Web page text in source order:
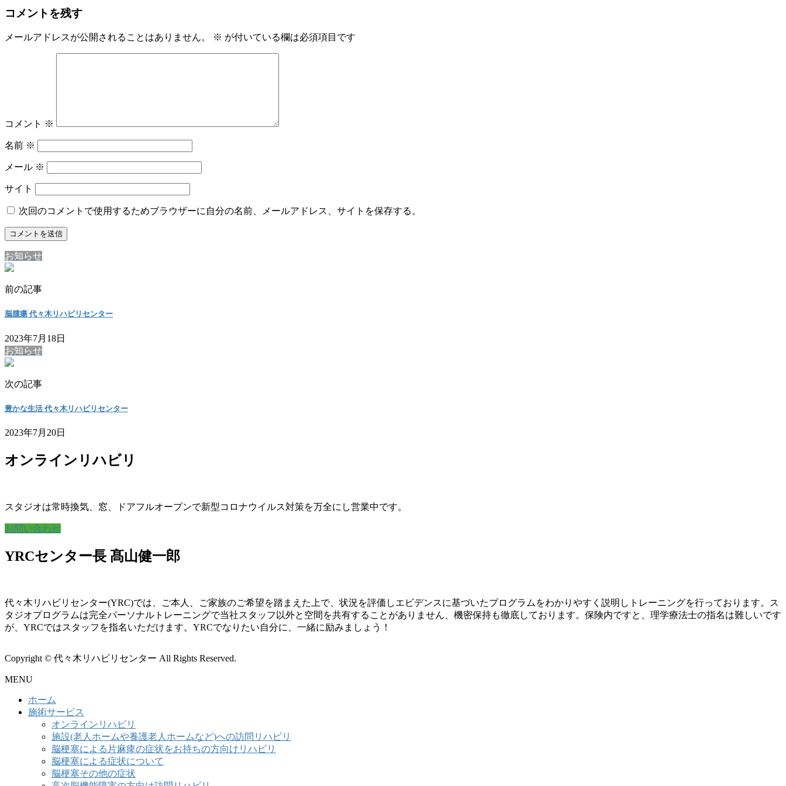
コメントを残す
メールアドレスが公開されることはありません。 ※ が付いている欄は必須項目です
コメント ※
名前 ※
メール ※
サイト
次回のコメントで使用するためブラウザーに自分の名前、メールアドレス、サイトを保存する。
お知らせ
前の記事
脳腫瘍 代々木リハビリセンター
2023年7月18日
お知らせ
次の記事
豊かな生活 代々木リハビリセンター
2023年7月20日
オンラインリハビリ
スタジオは常時換気、窓、ドアフルオープンで新型コロナウイルス対策を万全にし営業中です。
お問い合わせ
YRCセンター長 髙山健一郎
代々木リハビリセンター(YRC)では、ご本人、ご家族のご希望を踏まえた上で、状況を評価しエビデンスに基づいたプログラムをわかりやすく説明しトレーニングを行っております。ス
タジオプログラムは完全パーソナルトレーニングで当社スタッフ以外と空間を共有することがありません、機密保持も徹底しております。保険内ですと、理学療法士の指名は難しいです
が、YRCではスタッフを指名いただけます。YRCでなりたい自分に、一緒に励みましょう！
Copyright © 代々木リハビリセンター All Rights Reserved.
MENU
ホーム
施術サービス
オンラインリハビリ
施設(老人ホームや養護老人ホームなど)への訪問リハビリ
脳梗塞による片麻痺の症状をお持ちの方向けリハビリ
脳梗塞による症状について
脳梗塞その他の症状